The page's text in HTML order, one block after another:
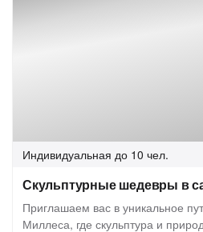
Индивидуальная до 10 чел.
Скульптурные шедевры в
Приглашаем вас в уникальное
Миллеса, где скульптура и